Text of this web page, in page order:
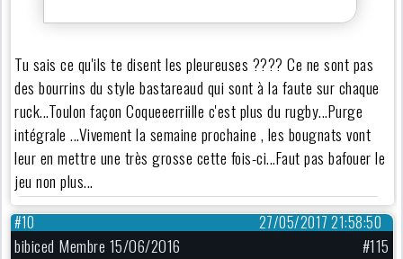
Tu sais ce qu'ils te disent les pleureuses ???? Ce ne sont pas
des bourrins du style bastareaud qui sont à la faute sur chaque
ruck...Toulon façon Coqueeerriille c'est plus du rugby...Purge
intégrale ...Vivement la semaine prochaine , les bougnats vont
leur en mettre une très grosse cette fois-ci...Faut pas bafouer le
jeu non plus...
27/05/2017 21:58:50
#10
bibiced Membre 15/06/2016
#115